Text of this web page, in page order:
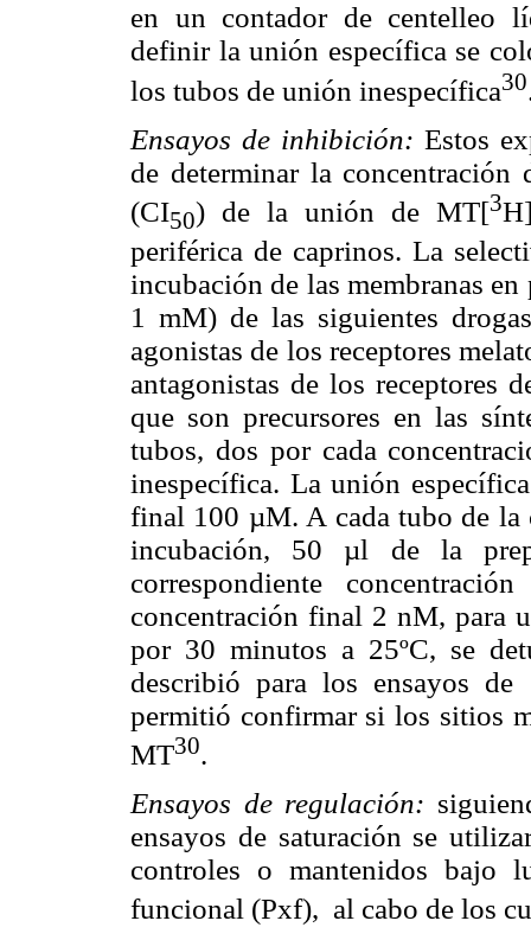
en un contador de centelleo
definir la unión específica se
los tubos de unión inespecífica30
Ensayos de inhibición: Estos
de determinar la
(CI50) de la unión de MT[3
periférica de caprinos. La
incubación de las membranas
1 mM) de las siguientes
agonistas de los receptores
antagonistas de los
que son precursores en las
tubos, dos por cada
inespecífica. La unión
final 100 µM. A cada tubo de la
incubación, 50 µl de la
correspondiente
concentración final 2 nM, para
por 30 minutos a 25ºC, se
describió para los ensayos
permitió confirmar si los sitios
MT30.
Ensayos de regulación:
ensayos de saturación se
controles o mantenidos bajo
funcional (Pxf), al cabo de los